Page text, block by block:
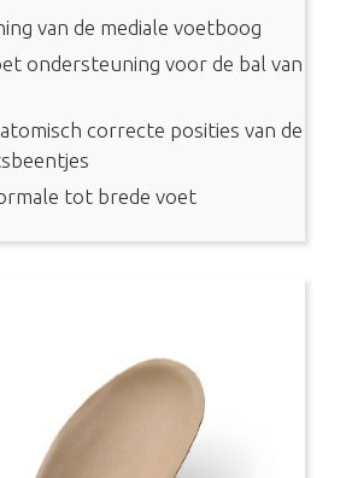
van de mediale voetboog
ondersteuning voor de bal van
correcte posities van de
tot brede voet